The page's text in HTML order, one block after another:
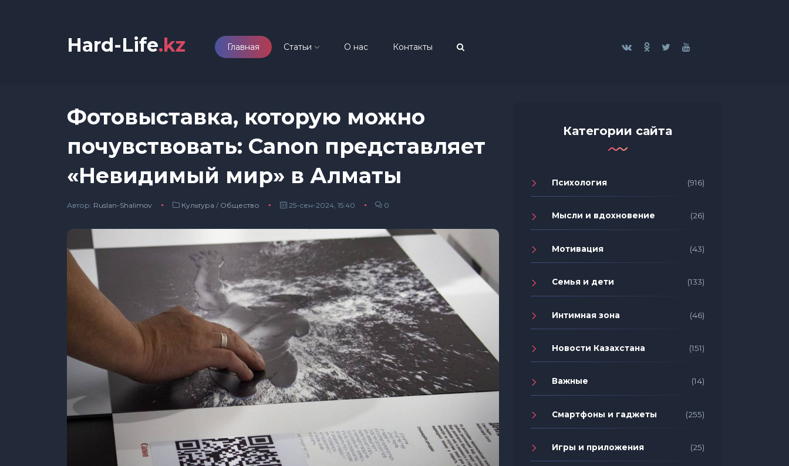
Hard-Life.kz Главная Статьи О нас Контакты
Фотовыставка, которую можно
почувствовать: Canon представляет
«Невидимый мир» в Алматы
Автор: Ruslan-Shalimov Культура / Общество 25-сен-2024, 15:40 0
Категории сайта
Психология (916)
Мысли и вдохновение (26)
Мотивация (43)
Семья и дети (133)
Интимная зона (46)
Новости Казахстана (151)
Важные (14)
Смартфоны и гаджеты (255)
Игры и приложения (25)